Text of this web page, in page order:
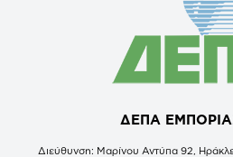
ΔΕΠΑ
Διεύθυνση: Μαρίνου Αντύπα 92,